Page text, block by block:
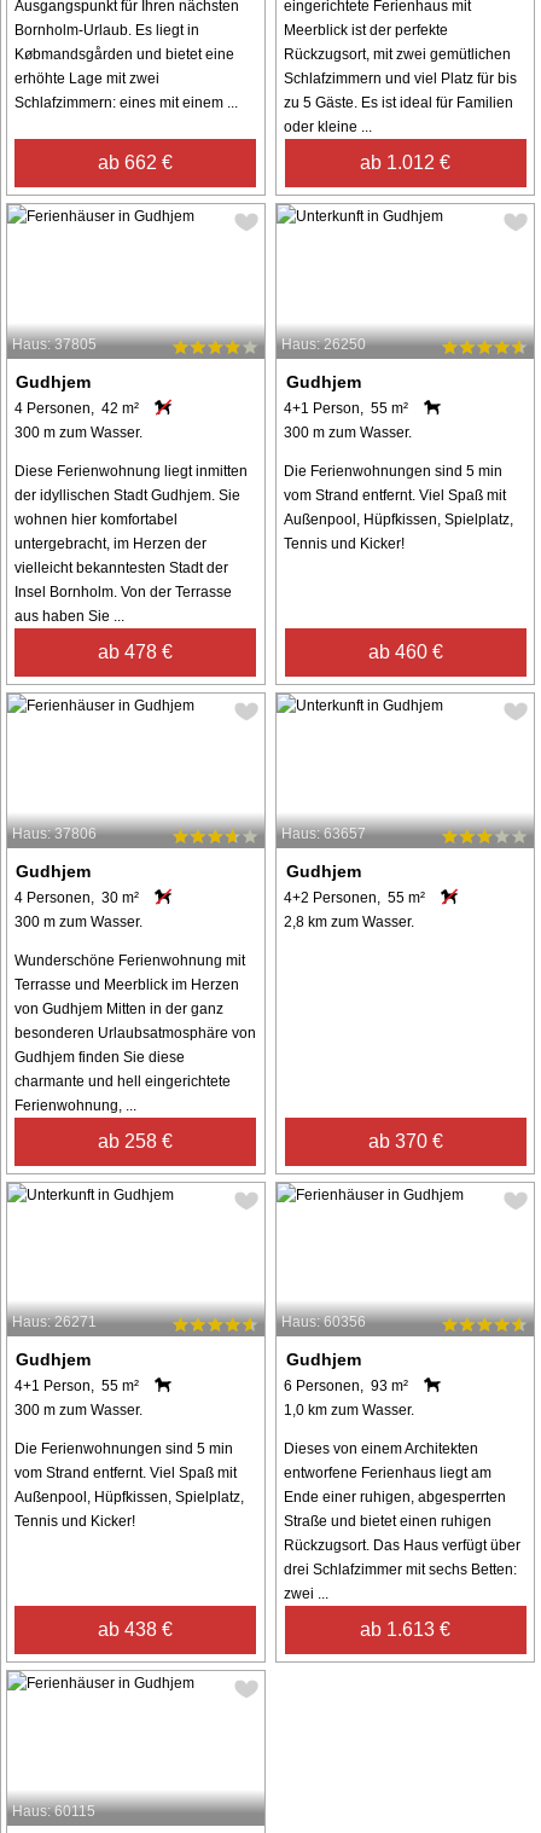
Ausgangspunkt für Ihren nächsten
Bornholm-Urlaub. Es liegt in
Købmandsgården und bietet eine
erhöhte Lage mit zwei
Schlafzimmern: eines mit einem ...
ab 662 €
eingerichtete Ferienhaus mit
Meerblick ist der perfekte
Rückzugsort, mit zwei gemütlichen
Schlafzimmern und viel Platz für bis
zu 5 Gäste. Es ist ideal für Familien
oder kleine ...
ab 1.012 €
Haus: 37805
Gudhjem
4 Personen, 42 m²
300 m zum Wasser.
Diese Ferienwohnung liegt inmitten
der idyllischen Stadt Gudhjem. Sie
wohnen hier komfortabel
untergebracht, im Herzen der
vielleicht bekanntesten Stadt der
Insel Bornholm. Von der Terrasse
aus haben Sie ...
ab 478 €
Haus: 26250
Gudhjem
4+1 Person, 55 m²
300 m zum Wasser.
Die Ferienwohnungen sind 5 min
vom Strand entfernt. Viel Spaß mit
Außenpool, Hüpfkissen, Spielplatz,
Tennis und Kicker!
ab 460 €
Haus: 37806
Gudhjem
4 Personen, 30 m²
300 m zum Wasser.
Wunderschöne Ferienwohnung mit
Terrasse und Meerblick im Herzen
von Gudhjem Mitten in der ganz
besonderen Urlaubsatmosphäre von
Gudhjem finden Sie diese
charmante und hell eingerichtete
Ferienwohnung, ...
ab 258 €
Haus: 63657
Gudhjem
4+2 Personen, 55 m²
2,8 km zum Wasser.
ab 370 €
Haus: 26271
Gudhjem
4+1 Person, 55 m²
300 m zum Wasser.
Die Ferienwohnungen sind 5 min
vom Strand entfernt. Viel Spaß mit
Außenpool, Hüpfkissen, Spielplatz,
Tennis und Kicker!
ab 438 €
Haus: 60356
Gudhjem
6 Personen, 93 m²
1,0 km zum Wasser.
Dieses von einem Architekten
entworfene Ferienhaus liegt am
Ende einer ruhigen, abgesperrten
Straße und bietet einen ruhigen
Rückzugsort. Das Haus verfügt über
drei Schlafzimmer mit sechs Betten:
zwei ...
ab 1.613 €
Haus: 60115